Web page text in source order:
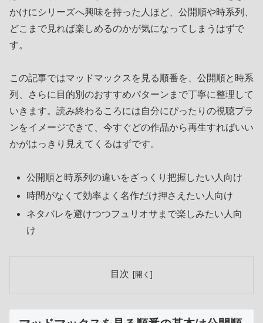
かけにシリーズへ興味を持った人ほど、公開順や時系列、
どこまで見れば楽しめるのかが気になってしまうはずで
す。
この記事ではマッドマックスを見る順番を、公開順と時系
列、さらに目的別のおすすめパターンまで丁寧に整理して
いきます。読み終わるころには自分にぴったりの視聴プラ
ンをイメージできて、今すぐどの作品から再生すればいい
かがはっきり見えてくるはずです。
公開順と時系列の違いをざっくり把握したい人向け
時間がなくて効率よく名作だけ押さえたい人向け
ネタバレを避けつつフュリオサまで楽しみたい人向
け
目次